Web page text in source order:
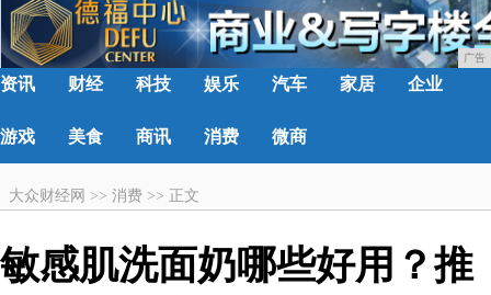
广告
资讯 财经 科技 娱乐 汽车 家居 企业
游戏 美食 商讯 消费 微商
大众财经网 >> 消费 >> 正文
敏感肌洗面奶哪些好用？推